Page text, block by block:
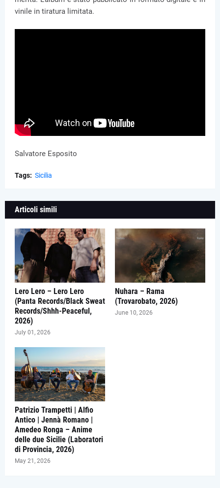
vinile in tiratura limitata.
Salvatore Esposito
Tags: Sicilia
Articoli simili
Lero Lero – Lero Lero
(Panta Records/Black Sweat
Records/Shhh-Peaceful,
2026)
July 01, 2026
Nuhara – Rama
(Trovarobato, 2026)
June 10, 2026
Patrizio Trampetti | Alfio
Antico | Jennà Romano |
Amedeo Ronga – Anime
delle due Sicilie (Laboratori
di Provincia, 2026)
May 21, 2026